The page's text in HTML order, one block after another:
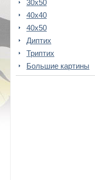
30x50
40x40
40x50
Диптих
Триптих
Большие картины